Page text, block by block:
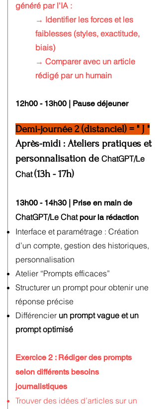
généré par l'IA :
​​→ Identifier les forces et les
faiblesses (styles, exactitude,
biais)
​→ Comparer avec un article
rédigé par un humain​​
12h00 - 13h00 | Pause déjeuner​
Demi-journée 2 (distanciel) = " J "
Après-midi : Ateliers pratiques et
personnalisation de ChatGPT/Le
Chat(13h - 17h)​
13h00 - 14h30 | Prise en main de
ChatGPT/Le Chat pour la rédaction
Interface et paramétrage : Création
d’un compte, gestion des historiques,
personnalisation
Atelier “Prompts efficaces”
Structurer un prompt pour obtenir une
réponse précise
Différencier un prompt vague et un
prompt optimisé
Exercice 2 : Rédiger des prompts
selon différents besoins
journalistiques
Trouver des idées d’articles sur un